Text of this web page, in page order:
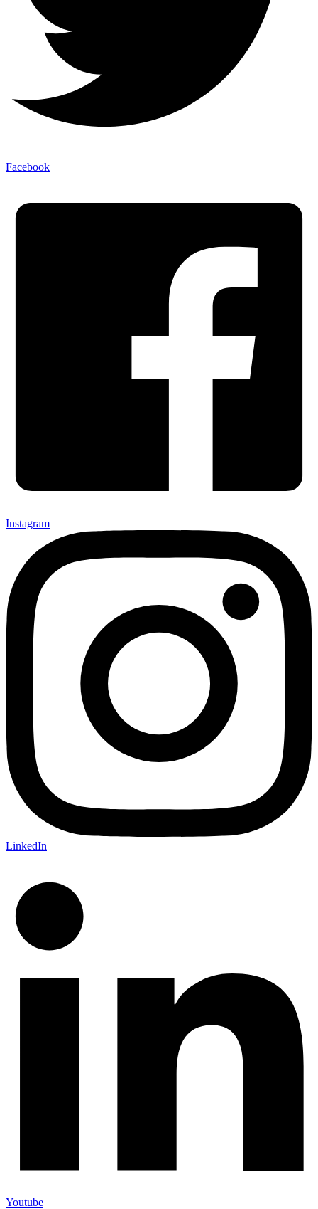
Facebook
Instagram
LinkedIn
Youtube